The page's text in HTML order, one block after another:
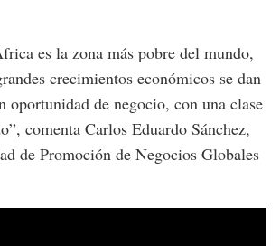
es la zona más pobre del mundo,
crecimientos económicos se dan
oportunidad de negocio, con una clase
comenta Carlos Eduardo Sánchez,
de Promoción de Negocios Globales